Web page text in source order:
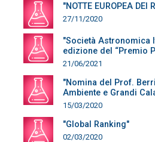
"NOTTE EUROPEA DEI
27/11/2020
"Società Astronomica
edizione del “Premio
21/06/2021
"Nomina del Prof.
Ambiente e Grandi
15/03/2020
"Global Ranking"
02/03/2020